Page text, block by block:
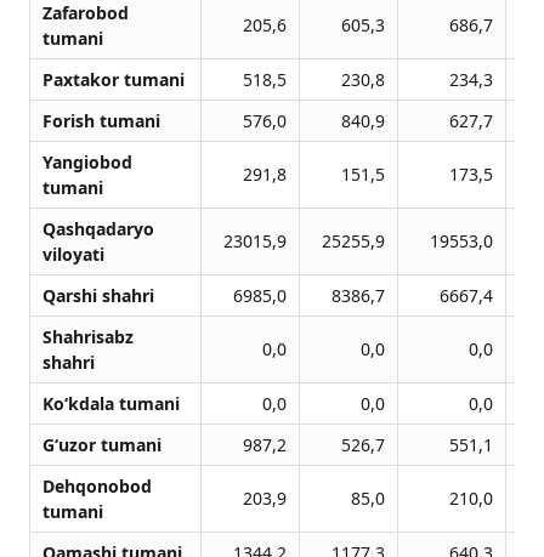
Zafarobod
tumani
205,6 605,3 686,7
Paxtakor tumani 518,5 230,8
234,3
Forish tumani
576,0 840,9
627,7
Yangiobod
tumani
291,8 151,5 173,5
Qashqadaryo
viloyati
23015,9 25255,9 19553,0
Qarshi shahri 6985,0 8386,7
6667,4
Shahrisabz
shahri
0,0 0,0 0,0
Ko‘kdala tumani 0,0 0,0
0,0
G‘uzor tumani
987,2 526,7
551,1
Dehqonobod
tumani
203,9 85,0 210,0